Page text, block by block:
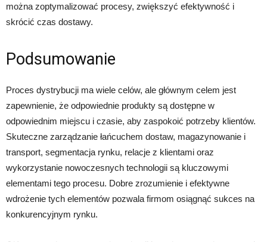
można zoptymalizować procesy, zwiększyć efektywność i
skrócić czas dostawy.
Podsumowanie
Proces dystrybucji ma wiele celów, ale głównym celem jest
zapewnienie, że odpowiednie produkty są dostępne w
odpowiednim miejscu i czasie, aby zaspokoić potrzeby klientów.
Skuteczne zarządzanie łańcuchem dostaw, magazynowanie i
transport, segmentacja rynku, relacje z klientami oraz
wykorzystanie nowoczesnych technologii są kluczowymi
elementami tego procesu. Dobre zrozumienie i efektywne
wdrożenie tych elementów pozwala firmom osiągnąć sukces na
konkurencyjnym rynku.